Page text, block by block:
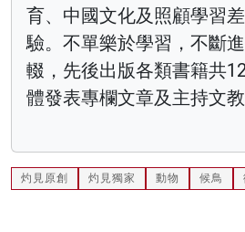
育、中國文化及照顧學習
驗。不單樂於學習，不斷
輟，先後出版各類書籍共
體發表專欄文章及主持文教
灼見原創 灼見獨家 動物 候鳥